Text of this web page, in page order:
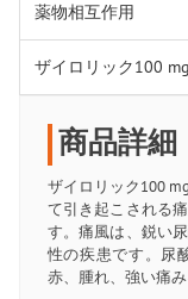
薬物相互作用
ザイロリック100
商品詳細
ザイロリック100
て引き起こされる
す。痛風は、鋭い
性の疾患です。尿
赤、腫れ、強い痛み